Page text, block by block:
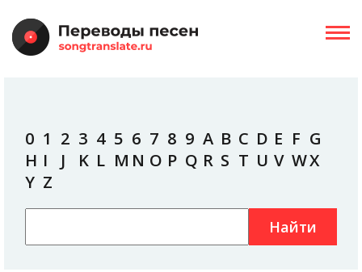
0 1 2 3 4 5 6 7 8 9 A B C D E F G
H I J K L M N O P Q R S T U V WX
Y Z
Найти